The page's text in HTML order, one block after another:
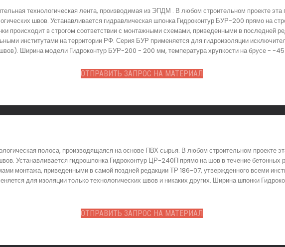
технологическая лента, производимая из ЭПДМ . В любом строительном проекте
швов. Устанавливается гидравлическая шпонка Гидроконтур БУР-200 прямо на
происходит в строгом соответствии с монтажными схемами, приведенными в последней
институтами на территории РФ. Серия БУР применяется для гидроизоляции
швов). Ширина модели Гидроконтур БУР-200 - 200 мм, температура хрупкости на брусе - -
ОТПРАВИТЬ ЗАПРОС НА МАТЕРИАЛ
полоса, производящаяся на основе ПВХ сырья. В любом строительном проекте
Устанавливается гидрошпонка Гидроконтур ЦР-240П прямо на шов в течение бетонных
монтажа, приведенными в самой поздней редакции ТР 186-07, утвержденного всеми
для изоляции только технологических швов и никаких других. Ширина шпонки
ОТПРАВИТЬ ЗАПРОС НА МАТЕРИАЛ